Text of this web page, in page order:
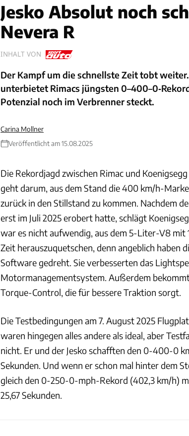
Jesko Absolut noch
Nevera R
INHALT VON
Der Kampf um die schnellste Zeit tobt
unterbietet Rimacs jüngsten
Potenzial noch im Verbrenner steckt.
Carina Mollner
Veröffentlicht am 15.08.2025
Die Rekordjagd zwischen Rimac und
geht darum, aus dem Stand die 400 km/h-
zurück in den Stillstand zu kommen. Nachdem
erst im Juli 2025 erobert hatte, schlägt
war es nicht aufwendig, aus dem 5-Liter-V8 mit
Zeit herauszuquetschen, denn angeblich haben
Software gedreht. Sie verbesserten das
Motormanagementsystem. Außerdem
Torque-Control, die für bessere Traktion sorgt.
Die Testbedingungen am 7. August 2025
waren hingegen alles andere als ideal, aber
nicht. Er und der Jesko schafften den 0-400-0
Sekunden. Und wenn er schon mal hinter dem
gleich den 0-250-0-mph-Rekord (402,3 km/h)
25,67 Sekunden.